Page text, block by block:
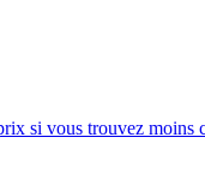
si vous trouvez moins